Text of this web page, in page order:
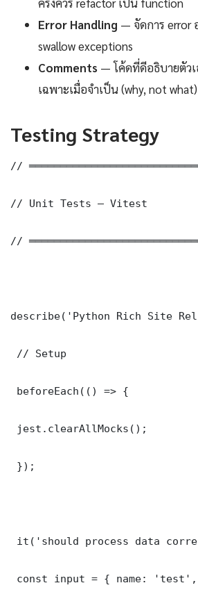
Error Handling — จัดการ error
swallow exceptions
Comments — โค้ดที่ดีอธิบายตัวเ
เฉพาะเมื่อจำเป็น (why, not what)
Testing Strategy
//
// Unit Tests — Vitest
//
describe('Python Rich Site
// Setup
beforeEach(() => {
jest.clearAllMocks();
});
it('should process data
const input = { name: